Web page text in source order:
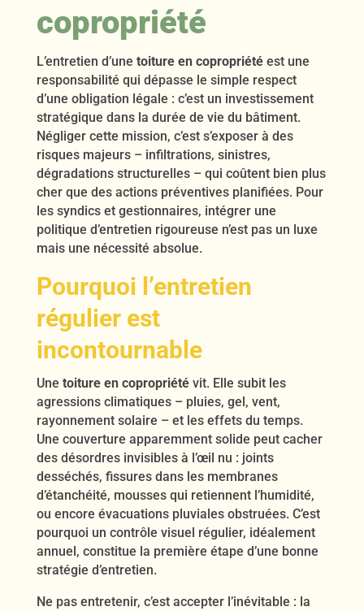
copropriété
L’entretien d’une toiture en copropriétéest une
responsabilité qui dépasse le simple respect
d’une obligation légale : c’est un investissement
stratégique dans la durée de vie du bâtiment.
Négliger cette mission, c’est s’exposer à des
risques majeurs – infiltrations, sinistres,
dégradations structurelles – qui coûtent bien plus
cher que des actions préventives planifiées. Pour
les syndics et gestionnaires, intégrer une
politique d’entretien rigoureuse n’est pas un luxe
mais une nécessité absolue.
Pourquoi l’entretien
régulier est
incontournable
Une toiture en copropriétévit. Elle subit les
agressions climatiques – pluies, gel, vent,
rayonnement solaire – et les effets du temps.
Une couverture apparemment solide peut cacher
des désordres invisibles à l’œil nu : joints
desséchés, fissures dans les membranes
d’étanchéité, mousses qui retiennent l’humidité,
ou encore évacuations pluviales obstruées. C’est
pourquoi un contrôle visuel régulier, idéalement
annuel, constitue la première étape d’une bonne
stratégie d’entretien.
Ne pas entretenir, c’est accepter l’inévitable : la